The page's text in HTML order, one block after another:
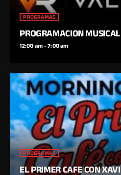
PROGRAMAS
PROGRAMACION MUSICAL
12:00 am - 7:00 am
PROGRAMAS
EL PRIMER CAFE CON XAVI